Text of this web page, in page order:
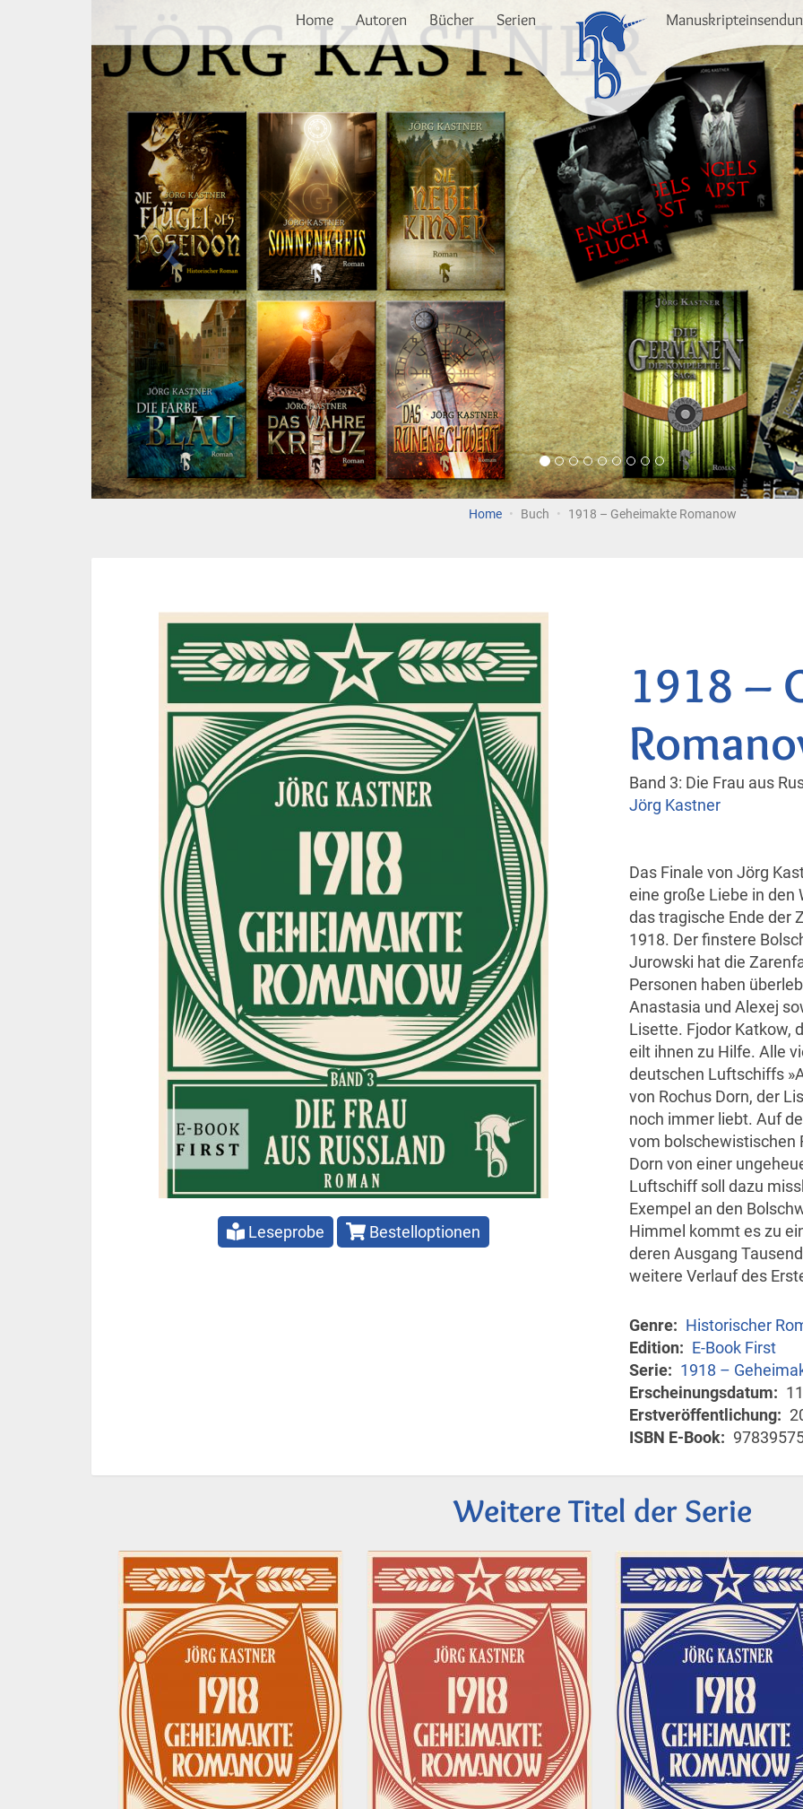
Home Autoren Bücher Serien
Home Buch 1918 – Geheimakte Romanow
Leseprobe Bestelloptionen
1918 –
Band 3: Die Frau aus
Jörg Kastner
Das Finale von Jörg
eine große Liebe in den
das tragische Ende der
1918. Der finstere
Jurowski hat die
Personen haben
Anastasia und Alexej
Lisette. Fjodor Katkow,
eilt ihnen zu Hilfe. Alle
deutschen Luftschiffs
von Rochus Dorn, der
noch immer liebt. Auf
vom bolschewistischen
Dorn von einer
Luftschiff soll dazu
Exempel an den
Himmel kommt es zu
deren Ausgang
weitere Verlauf des
Genre
Historischer
Edition
E-Book First
Serie
1918 –
Erscheinungsdatum
Erstveröffentlichung
ISBN E-Book
Weitere Titel der Serie